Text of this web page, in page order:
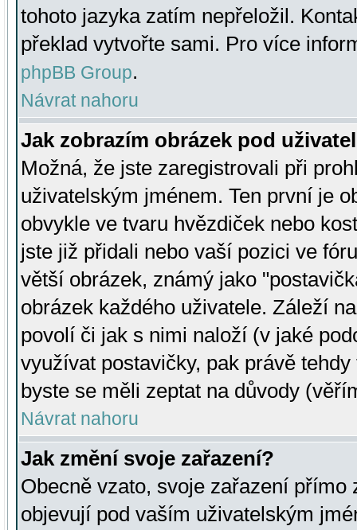
tohoto jazyka zatím nepřeložil.
překlad vytvořte sami. Pro více
phpBB Group.
Návrat nahoru
Jak zobrazím obrázek pod
Možná, že jste zaregistrovali při
uživatelským jménem. Ten první je
obvykle ve tvaru hvězdiček nebo
jste již přidali nebo vaší pozici ve
větší obrázek, známý jako
obrázek každého uživatele. Záleží
povolí či jak s nimi naloží (v jaké
využívat postavičky, pak právě
byste se měli zeptat na důvody
Návrat nahoru
Jak změní svoje zařazení?
Obecně vzato, svoje zařazení přímo
objevují pod vaším uživatelským